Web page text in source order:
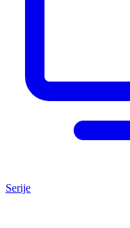
Serije